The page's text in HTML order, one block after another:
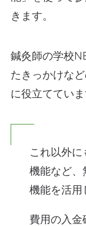
きます。
鍼灸師の学校
たきっかけな
に役立てていま
これ以外
機能など、
機能を活用
費用の入金